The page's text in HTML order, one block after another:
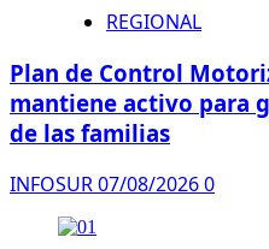
REGIONAL
Plan de Control
mantiene activo para
de las familias
INFOSUR07/08/20260